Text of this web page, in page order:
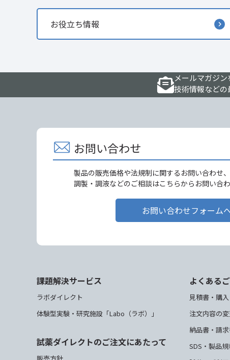
お役立ち情報
メールマガジン
技術情報などの
お問い合わせ
製品の販売価格や法規制に関するお問い合わせ
調製・調液などのご相談はこちらからお問い合わ
お問い合わせフォーム
課題解決サービス
ラボダイレクト
体験型実験・研究施設「Labo（ラボ）」
試薬ダイレクトのご注文にあたって
よくある
見積書・購
注文内容の
納品書・請
SDS・製品